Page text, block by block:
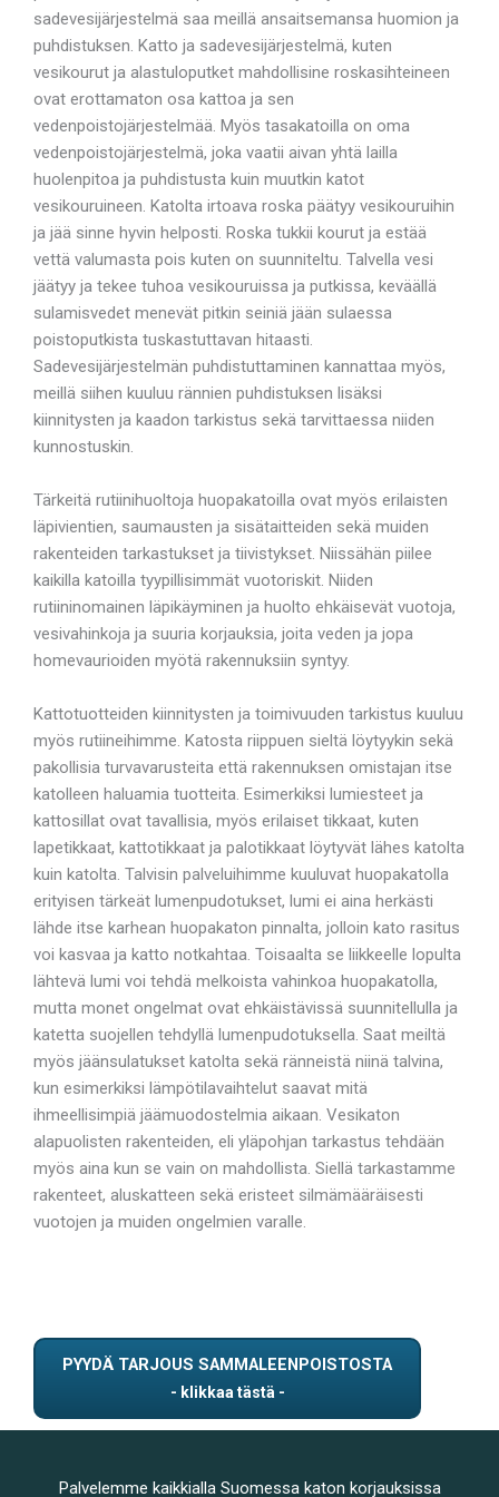
sadevesijärjestelmä saa meillä ansaitsemansa huomion ja
puhdistuksen. Katto ja sadevesijärjestelmä, kuten
vesikourut ja alastuloputket mahdollisine roskasihteineen
ovat erottamaton osa kattoa ja sen
vedenpoistojärjestelmää. Myös tasakatoilla on oma
vedenpoistojärjestelmä, joka vaatii aivan yhtä lailla
huolenpitoa ja puhdistusta kuin muutkin katot
vesikouruineen. Katolta irtoava roska päätyy vesikouruihin
ja jää sinne hyvin helposti. Roska tukkii kourut ja estää
vettä valumasta pois kuten on suunniteltu. Talvella vesi
jäätyy ja tekee tuhoa vesikouruissa ja putkissa, keväällä
sulamisvedet menevät pitkin seiniä jään sulaessa
poistoputkista tuskastuttavan hitaasti.
Sadevesijärjestelmän puhdistuttaminen kannattaa myös,
meillä siihen kuuluu rännien puhdistuksen lisäksi
kiinnitysten ja kaadon tarkistus sekä tarvittaessa niiden
kunnostuskin.
Tärkeitä rutiinihuoltoja huopakatoilla ovat myös erilaisten
läpivientien, saumausten ja sisätaitteiden sekä muiden
rakenteiden tarkastukset ja tiivistykset. Niissähän piilee
kaikilla katoilla tyypillisimmät vuotoriskit. Niiden
rutiininomainen läpikäyminen ja huolto ehkäisevät vuotoja,
vesivahinkoja ja suuria korjauksia, joita veden ja jopa
homevaurioiden myötä rakennuksiin syntyy.
Kattotuotteiden kiinnitysten ja toimivuuden tarkistus kuuluu
myös rutiineihimme. Katosta riippuen sieltä löytyykin sekä
pakollisia turvavarusteita että rakennuksen omistajan itse
katolleen haluamia tuotteita. Esimerkiksi lumiesteet ja
kattosillat ovat tavallisia, myös erilaiset tikkaat, kuten
lapetikkaat, kattotikkaat ja palotikkaat löytyvät lähes katolta
kuin katolta. Talvisin palveluihimme kuuluvat huopakatolla
erityisen tärkeät lumenpudotukset, lumi ei aina herkästi
lähde itse karhean huopakaton pinnalta, jolloin kato rasitus
voi kasvaa ja katto notkahtaa. Toisaalta se liikkeelle lopulta
lähtevä lumi voi tehdä melkoista vahinkoa huopakatolla,
mutta monet ongelmat ovat ehkäistävissä suunnitellulla ja
katetta suojellen tehdyllä lumenpudotuksella. Saat meiltä
myös jäänsulatukset katolta sekä ränneistä niinä talvina,
kun esimerkiksi lämpötilavaihtelut saavat mitä
ihmeellisimpiä jäämuodostelmia aikaan. Vesikaton
alapuolisten rakenteiden, eli yläpohjan tarkastus tehdään
myös aina kun se vain on mahdollista. Siellä tarkastamme
rakenteet, aluskatteen sekä eristeet silmämääräisesti
vuotojen ja muiden ongelmien varalle.
PYYDÄ TARJOUS SAMMALEENPOISTOSTA
Palvelemme kaikkialla Suomessa katon korjauksissa